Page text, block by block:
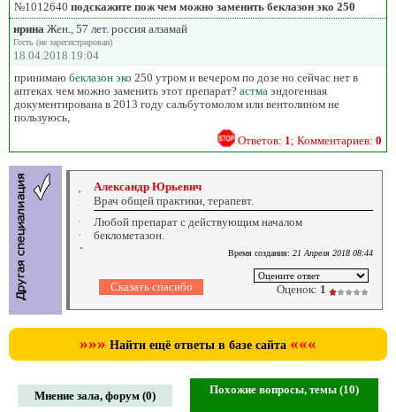
№1012640 подскажите пож чем можно заменить беклазон эко 250
ирина Жен., 57 лет. россия алзамай
Гость (не зарегистрирован)
18.04.2018 19:04
принимаю беклазон эко 250 утром и вечером по дозе но сейчас нет в
аптеках чем можно заменить этот препарат? астма эндогенная
документирована в 2013 году сальбутомолом или вентолином не
пользуюсь,
Ответов: 1 ; Комментариев: 0
Александр Юрьевич
Врач общей практики, терапевт.
Любой препарат с действующим началом
беклометазон.
Время создания: 21 Апреля 2018 08:44
Оценок: 1
»»» Найти ещё ответы в базе сайта «««
Мнение зала, форум (0) Похожие вопросы, темы (10)